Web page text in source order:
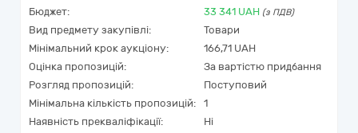
Бюджет: 33 341 UAH (з ПДВ)
Вид предмету закупівлі:
Товари
Мінімальний крок аукціону:
166,71 UAH
Оцінка пропозицій:
За вартістю придбання
Розгляд пропозицій:
Поступовий
Мінімальна кількість пропозицій:
1
Наявність прекваліфікації:
Ні